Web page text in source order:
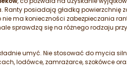
Ranty posiadają gładką powierzchnię
ma konieczności zabezpieczania
sprawdzą się na różnego rodzaju
umyć. Nie stosować do mycia
lodówce, zamrażarce, szokówce